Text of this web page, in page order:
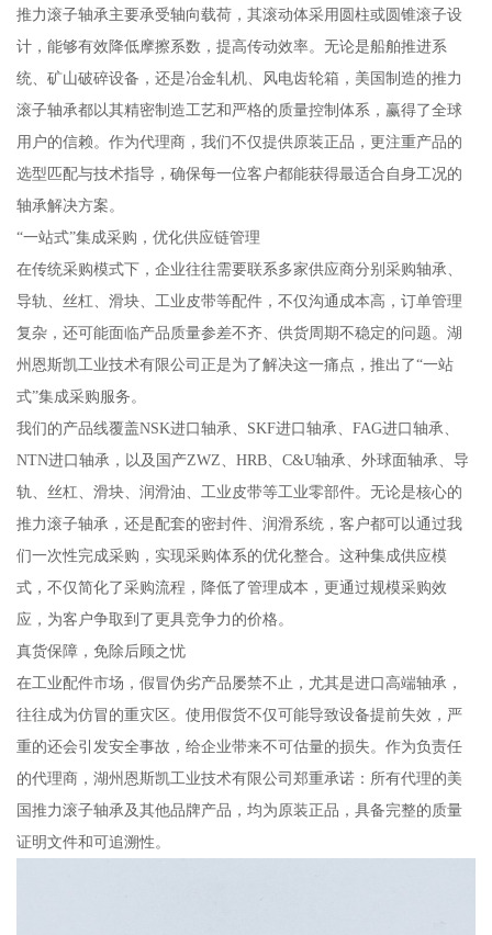
推力滚子轴承主要承受轴向载荷，其滚动体采用圆柱或圆锥滚子设
计，能够有效降低摩擦系数，提高传动效率。无论是船舶推进系
统、矿山破碎设备，还是冶金轧机、风电齿轮箱，美国制造的推力
滚子轴承都以其精密制造工艺和严格的质量控制体系，赢得了全球
用户的信赖。作为代理商，我们不仅提供原装正品，更注重产品的
选型匹配与技术指导，确保每一位客户都能获得最适合自身工况的
轴承解决方案。
“一站式”集成采购，优化供应链管理
在传统采购模式下，企业往往需要联系多家供应商分别采购轴承、
导轨、丝杠、滑块、工业皮带等配件，不仅沟通成本高，订单管理
复杂，还可能面临产品质量参差不齐、供货周期不稳定的问题。湖
州恩斯凯工业技术有限公司正是为了解决这一痛点，推出了“一站
式”集成采购服务。
我们的产品线覆盖NSK进口轴承、SKF进口轴承、FAG进口轴承、
NTN进口轴承，以及国产ZWZ、HRB、C&U轴承、外球面轴承、导
轨、丝杠、滑块、润滑油、工业皮带等工业零部件。无论是核心的
推力滚子轴承，还是配套的密封件、润滑系统，客户都可以通过我
们一次性完成采购，实现采购体系的优化整合。这种集成供应模
式，不仅简化了采购流程，降低了管理成本，更通过规模采购效
应，为客户争取到了更具竞争力的价格。
真货保障，免除后顾之忧
在工业配件市场，假冒伪劣产品屡禁不止，尤其是进口高端轴承，
往往成为仿冒的重灾区。使用假货不仅可能导致设备提前失效，严
重的还会引发安全事故，给企业带来不可估量的损失。作为负责任
的代理商，湖州恩斯凯工业技术有限公司郑重承诺：所有代理的美
国推力滚子轴承及其他品牌产品，均为原装正品，具备完整的质量
证明文件和可追溯性。